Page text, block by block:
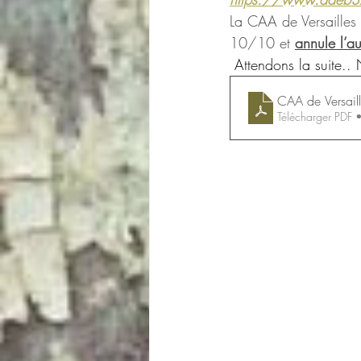
La CAA de
10/10 et annule
Attendons la suite..
CAA de
Télécharger